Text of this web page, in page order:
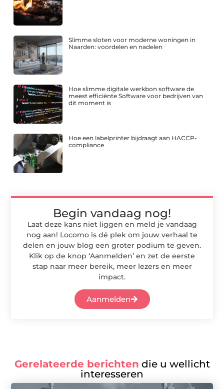
Slimme sloten voor moderne woningen in
Naarden: voordelen en nadelen
Hoe slimme digitale werkbon software de
meest efficiënte Software voor bedrijven van
dit moment is
Hoe een labelprinter bijdraagt aan HACCP-
compliance
Begin vandaag nog!
Laat deze kans niet liggen en meld je vandaag
nog aan! Locomo is dé plek om jouw verhaal te
delen en jouw blog een groter podium te geven.
Klik op de knop ‘Aanmelden’ en zet de eerste
stap naar meer bereik, meer lezers en meer
impact.
Aanmelden
Gerelateerde berichten die u wellicht
interesseren